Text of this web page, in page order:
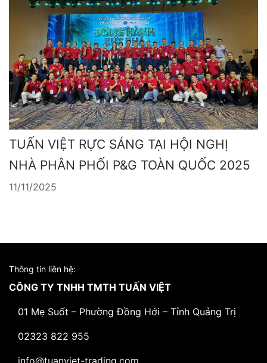
TUẤN VIỆT RỰC SÁNG TẠI HỘI NGHỊ
NHÀ PHÂN PHỐI P&G TOÀN QUỐC 2025
11/11/2025
Thông tin liên hệ:
CÔNG TY TNHH TMTH TUẤN VIỆT
01 Mẹ Suốt – Phường Đồng Hới – Tỉnh Quảng Trị
02323 822 955